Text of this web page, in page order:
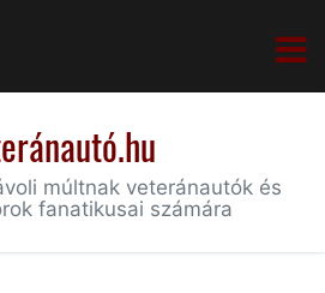
múltnak veteránautók és
fanatikusai számára